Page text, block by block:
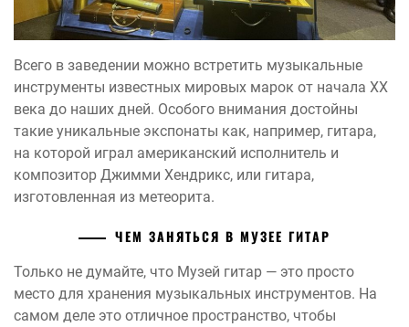
Всего в заведении можно встретить музыкальные
инструменты известных мировых марок от начала ХХ
века до наших дней. Особого внимания достойны
такие уникальные экспонаты как, например, гитара,
на которой играл американский исполнитель и
композитор Джимми Хендрикс, или гитара,
изготовленная из метеорита.
ЧЕМ ЗАНЯТЬСЯ В МУЗЕЕ ГИТАР
Только не думайте, что Музей гитар — это просто
место для хранения музыкальных инструментов. На
самом деле это отличное пространство, чтобы